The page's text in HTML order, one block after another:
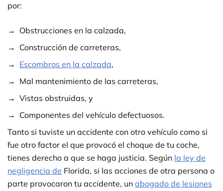
por:
Obstrucciones en la calzada,
Construcción de carreteras,
Escombros en la calzada,
Mal mantenimiento de las carreteras,
Vistas obstruidas, y
Componentes del vehículo defectuosos.
Tanto si tuviste un accidente con otro vehículo como si
fue otro factor el que provocó el choque de tu coche,
tienes derecho a que se haga justicia. Según la ley de
negligencia de Florida, si las acciones de otra persona o
parte provocaron tu accidente, un abogado de lesiones